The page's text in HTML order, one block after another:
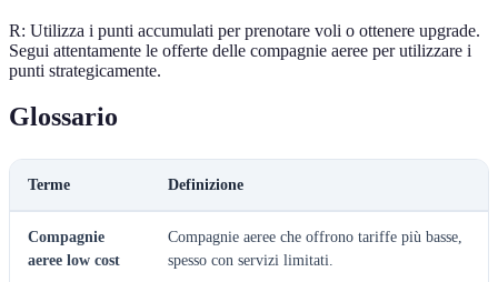
R: Utilizza i punti accumulati per prenotare voli o ottenere upgrade.
Segui attentamente le offerte delle compagnie aeree per utilizzare i
punti strategicamente.
Glossario
Terme Definizione
Compagnie
aeree low cost
Compagnie aeree che offrono tariffe più basse,
spesso con servizi limitati.